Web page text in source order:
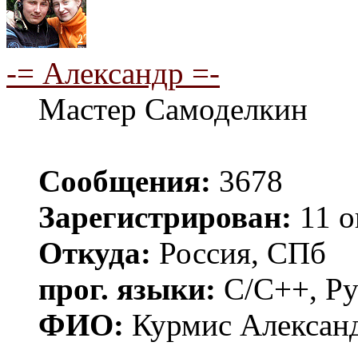
-= Александр =-
Мастер Самоделкин
Сообщения: 3678
Зарегистрирован: 11
Откуда: Россия, СПб
прог. языки: C/C++,
ФИО: Курмис